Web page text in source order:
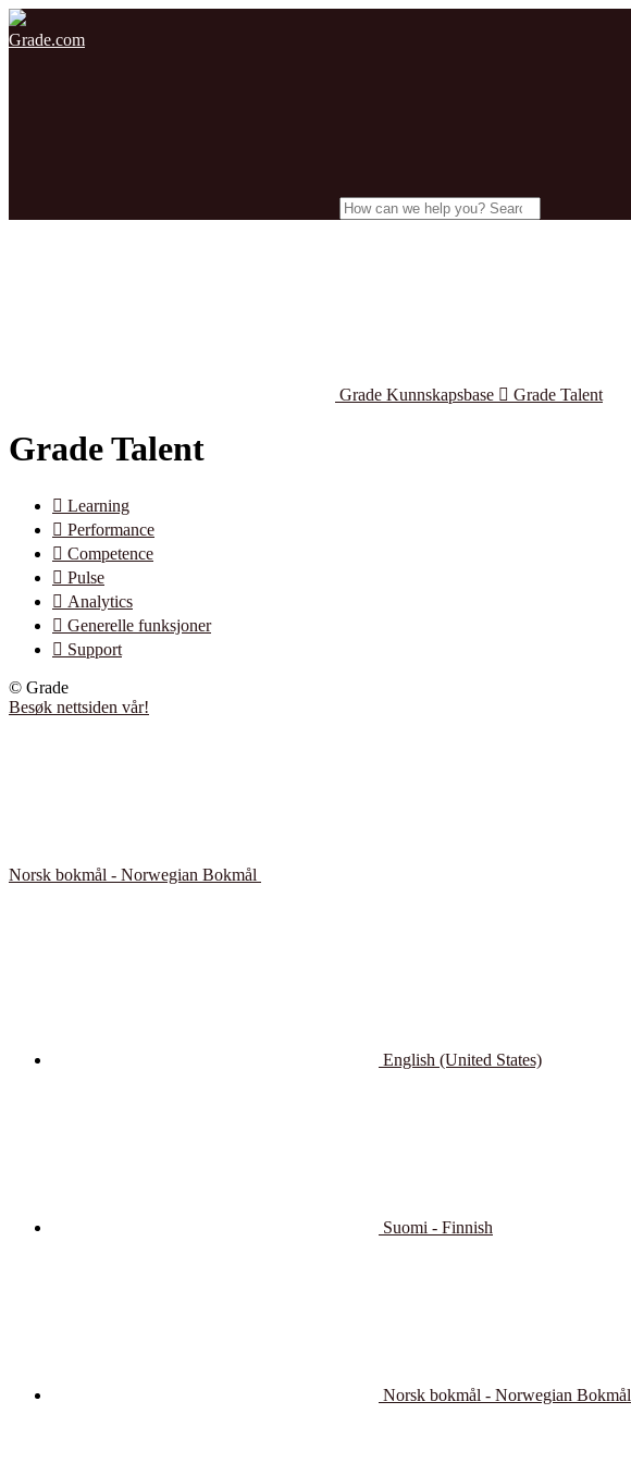
Grade.com
Grade Kunnskapsbase  Grade Talent
Grade Talent
 Learning
 Performance
 Competence
 Pulse
 Analytics
 Generelle funksjoner
 Support
© Grade
Besøk nettsiden vår!
Norsk bokmål - Norwegian Bokmål
English (United States)
Suomi - Finnish
Norsk bokmål - Norwegian Bokmål